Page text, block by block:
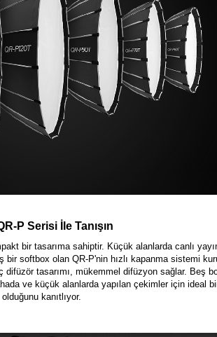
P Serisi İle Tanışın
bir tasarıma sahiptir. Küçük alanlarda canlı
bir softbox olan QR-P'nin hızlı kapanma sistemi
difüzör tasarımı, mükemmel difüzyon sağlar. Beş
ve küçük alanlarda yapılan çekimler için ideal
olduğunu kanıtlıyor.